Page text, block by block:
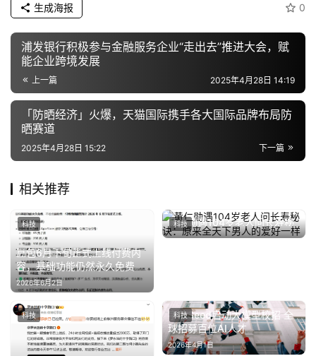
专
题
汽
车
·
能
源
0
生成海报
浦发银行积极参与金融服务企业“走出去”推进大会，赋
能企业跨境发展
上一篇 2025年4月28日 14:19
「防晒经济」火爆，天猫国际携手各大国际品牌布局防
晒赛道
下一篇
2025年4月28日 15:22
相关推荐
豆包6月下旬正式上线付费内
容，基础功能仍然永久免费
2026年6月2日
科技
黄仁勋遇104岁老人问长寿秘
诀：原来全天下男人的爱好一
2025年5月22日
科技
科技
字节Seed启动大模型校招 全
球招募百位AI人才
2026年4月1日
科技